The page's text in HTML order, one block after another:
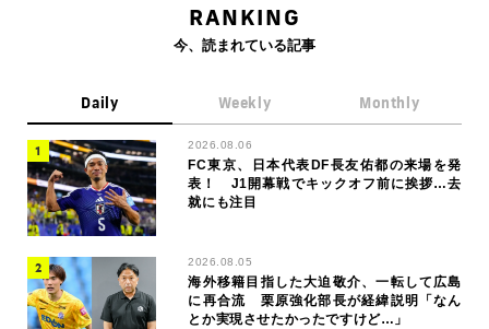
RANKING
今、読まれている記事
Daily Weekly Monthly
2026.08.06
FC東京、日本代表DF長友佑都の来場を発
表！ J1開幕戦でキックオフ前に挨拶…去
就にも注目
2026.08.05
海外移籍目指した大迫敬介、一転して広島
に再合流 栗原強化部長が経緯説明「なん
とか実現させたかったですけど…」